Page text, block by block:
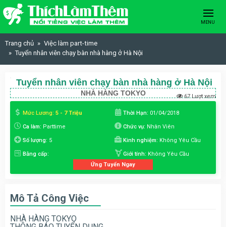
Skip to content
MENU
Trang chủ
Việc làm part-time
Tuyển nhân viên chạy bàn nhà hàng ở Hà Nội
Tuyển nhân viên chạy bàn nhà hàng ở Hà Nội
NHÀ HÀNG TOKYO 67 Lượt xem
Mức Lương: 5 - 7 Triệu Thời Hạn: 01/04/2018
Ca làm: Parttime Chức vụ: Nhân Viên
Số lượng: 5 Kinh nghiệm: Không Yêu Cầu
Bằng cấp: Giới tính: Không Yêu Cầu
Ứng Tuyển Ngay
Mô Tả Công Việc
NHÀ HÀNG TOKYO